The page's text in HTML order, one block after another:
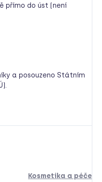
přímo do úst (není
a posouzeno Státním
Kosmetika a péče